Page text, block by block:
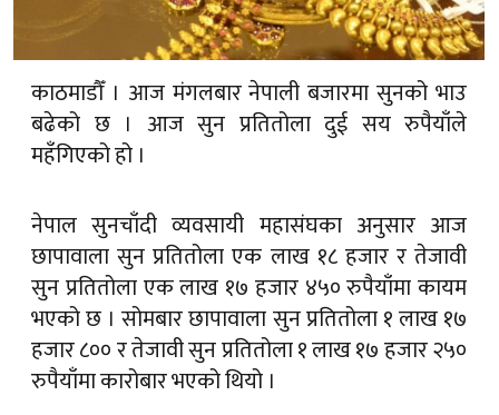
काठमाडौँ । आज मंगलबार नेपाली बजारमा सुनको भाउ
बढेको छ । आज सुन प्रतितोला दुई सय रुपैयाँले
महँगिएको हो ।
नेपाल सुनचाँदी व्यवसायी महासंघका अनुसार आज
सुन प्रतितोला एक लाख १७ हजार ४५० रुपैयाँमा कायम
भएको छ । सोमबार छापावाला सुन प्रतितोला १ लाख १७
हजार ८०० र तेजावी सुन प्रतितोला १ लाख १७ हजार २५०
रुपैयाँमा कारोबार भएको थियो ।
आज चाँदीको भाउ भने घटेको छ । मंगलबार चाँदी ५